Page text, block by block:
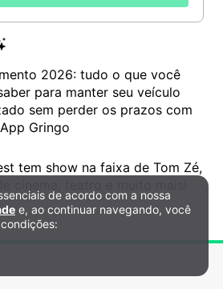
2026: tudo o que você
para manter seu veículo
sem perder os prazos com
Gringo
tem show na faixa de Tom Zé,
e Cookiesde acordo com a nossa
e, ao continuar navegando, você